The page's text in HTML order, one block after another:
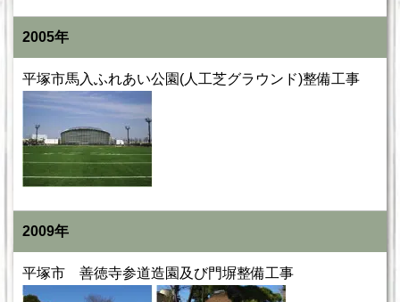
2005年
平塚市馬入ふれあい公園(人工芝グラウンド)整備工事
2009年
平塚市 善徳寺参道造園及び門塀整備工事